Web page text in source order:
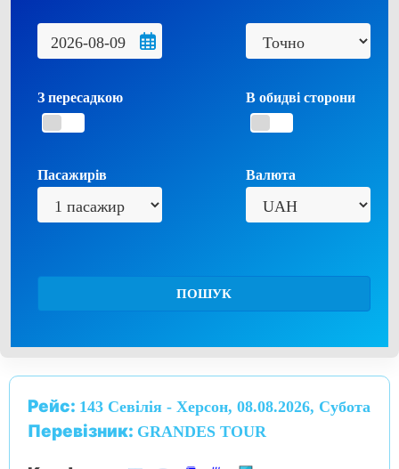
З пересадкою В обидві сторони
Пасажирів Валюта
ПОШУК
Рейс: 143 Севілія - Херсон, 08.08.2026, Субота
Перевізник: GRANDES TOUR